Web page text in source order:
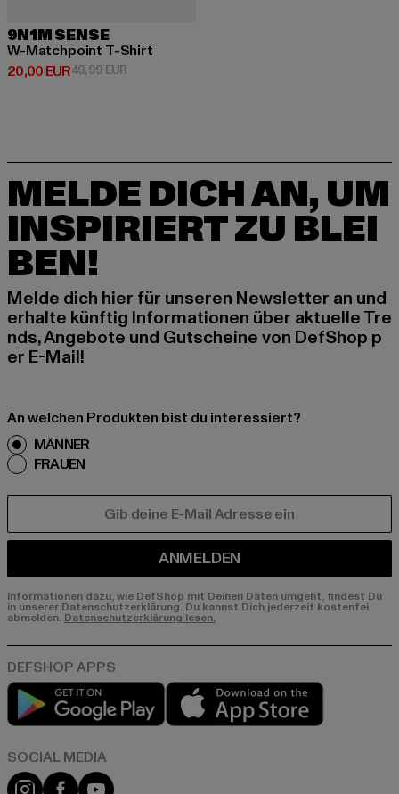
9N1M SENSE
W-Matchpoint T-Shirt
20,00 EUR
Derzeitiger Preis: 20,00 EUR
49,99 EURAktionspreis: 49,99 EUR
MELDE DICH AN, UM
INSPIRIERT ZU BLEI
BEN!
Melde dich hier für unseren Newsletter an und
erhalte künftig Informationen über aktuelle Tre
nds, Angebote und Gutscheine von DefShop p
er E-Mail!
An welchen Produkten bist du interessiert?
MÄNNER
FRAUEN
ANMELDEN
Informationen dazu, wie DefShop mit Deinen Daten umgeht, findest Du
in unserer Datenschutzerklärung. Du kannst Dich jederzeit kostenfei
abmelden.Datenschutzerklärung lesen.
Play market
Instagram
FacebookYouTube